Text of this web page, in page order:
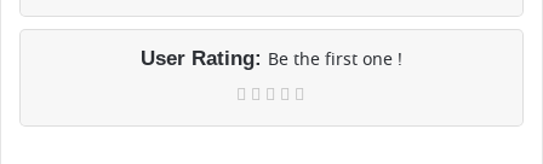
User Rating: Be the first one !